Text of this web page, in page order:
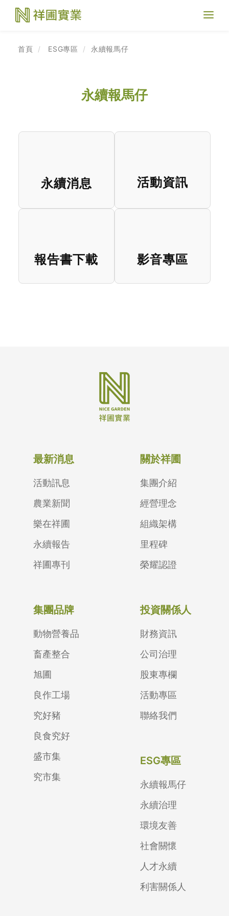
首頁 ESG專區 永續報馬仔
永續報馬仔
永續消息 活動資訊
報告書下載 影音專區
最新消息
活動訊息
農業新聞
樂在祥圃
永續報告
祥圃專刊
關於祥圃
集團介紹
經營理念
組織架構
里程碑
榮耀認證
集團品牌
動物營養品
畜產整合
旭圃
良作工場
究好豬
良食究好
盛市集
究市集
投資關係人
財務資訊
公司治理
股東專欄
活動專區
聯絡我們
ESG專區
永續報馬仔
永續治理
環境友善
社會關懷
人才永續
利害關係人